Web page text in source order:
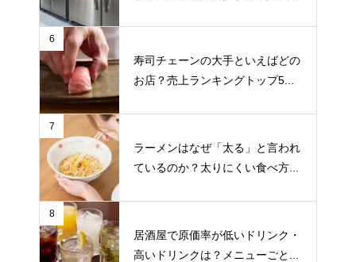
6
寿司チェーンの大手といえばどの
お店？売上ランキングトップ5...
7
ラーメンはなぜ「太る」と言われ
ているのか？太りにくい食べ方...
8
居酒屋で原価率が低いドリンク・
高いドリンクは？メニューごと...